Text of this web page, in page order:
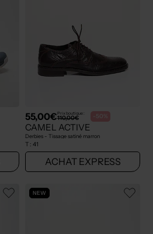
55,00€Prix boutique :
110,00€ -50%
CAMEL ACTIVE
Derbies - Tissage satiné marron
T : 41
ACHAT EXPRESS
NEW